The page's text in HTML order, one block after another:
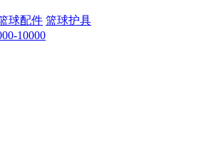
球配件 篮球护具
10000